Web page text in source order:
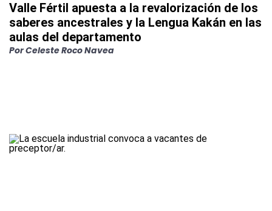
Valle Fértil apuesta a la revalorización de los
saberes ancestrales y la Lengua Kakán en las
aulas del departamento
PorCeleste Roco Navea